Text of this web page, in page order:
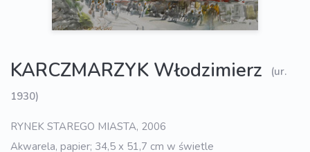
KARCZMARZYK Włodzimierz
(ur.
1930)
RYNEK STAREGO MIASTA, 2006
Akwarela, papier; 34,5 x 51,7 cm w świetle